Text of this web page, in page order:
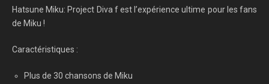
Hatsune Miku: Project Diva f est l’expérience ultime pour les fans
de Miku !
Caractéristiques :
Plus de 30 chansons de Miku